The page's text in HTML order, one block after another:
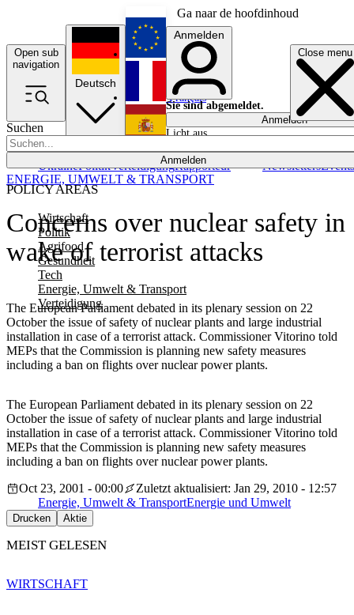
Ga naar de hoofdinhoud
Open sub
navigation
Close menu
Suchen
Anmelden
POLICY AREAS
Wirtschaft
Politik
Agrifood
Gesundheit
Tech
Energie, Umwelt & Transport
Verteidigung
UkrainePolitikVerteidigungRapporteur NewslettersEvents
Deutsch
English
Français
Anmelden
Sie sind abgemeldet.
Anmelden
Licht aus
Concerns over nuclear safety in
wake of terrorist attacks
The European Parliament debated in its plenary session on 22
October the issue of safety of nuclear plants and large industrial
installation in case of a terrorist attack. Commissioner Vitorino told
MEPs that the Commission is planning new safety measures
including a ban on flights over nuclear power plants.
ENERGIE, UMWELT & TRANSPORT
The European Parliament debated in its plenary session on 22
October the issue of safety of nuclear plants and large industrial
installation in case of a terrorist attack. Commissioner Vitorino told
MEPs that the Commission is planning new safety measures
including a ban on flights over nuclear power plants.
Oct 23, 2001 - 00:00
Zuletzt aktualisiert: Jan 29, 2010 - 12:57
Energie, Umwelt & TransportEnergie und Umwelt
Drucken Aktie
MEIST GELESEN
WIRTSCHAFT